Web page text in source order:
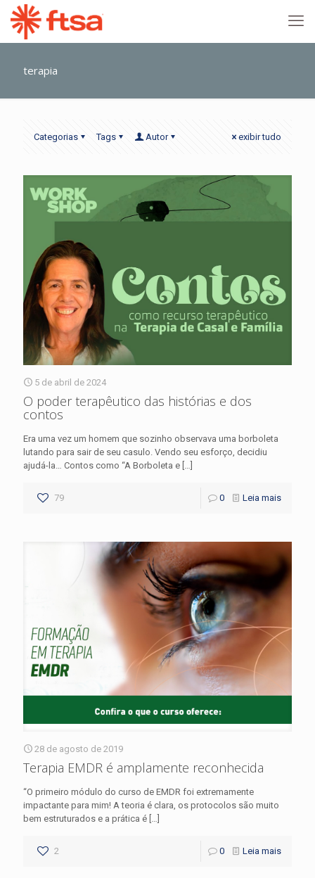
terapia
Categorias Tags Autor exibir tudo
5 de abril de 2024
O poder terapêutico das histórias e dos
contos
Era uma vez um homem que sozinho observava uma borboleta
lutando para sair de seu casulo. Vendo seu esforço, decidiu
ajudá-la… Contos como “A Borboleta e […]
79 0 Leia mais
28 de agosto de 2019
Terapia EMDR é amplamente reconhecida
“O primeiro módulo do curso de EMDR foi extremamente
impactante para mim! A teoria é clara, os protocolos são muito
bem estruturados e a prática é
2 0 Leia mais